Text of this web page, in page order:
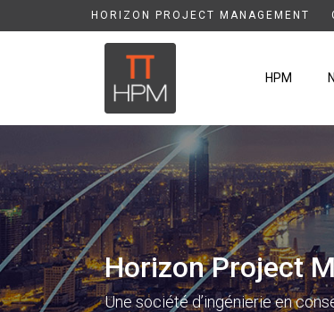
HORIZON PROJECT MANAGEMENT
HPM
Horizon Project
Une société d’ingénierie en